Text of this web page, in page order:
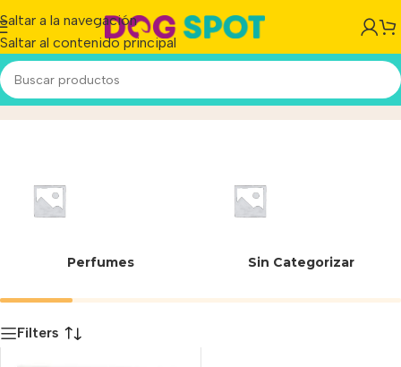
Saltar a la navegación
Saltar al contenido principal
7790187109155Inicio/Producto
Perfumes Sin Categorizar
Filters